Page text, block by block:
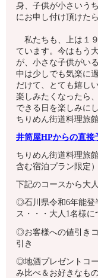
身、子供が小さいう
にお申し付け頂けた
私たちも、上は１
ています。今はもう
が、小さな子供がい
中は少しでも気楽に
だけて、とても嬉し
楽しみたくなったら
できる日を楽しみに
ちりめん街道料理旅
井筒屋HPからの直接
ちりめん街道料理旅
含む宿泊プラン限定）
下記のコースから大
◎石川県令和6年能
ス・・・大人1名様に
◎お客様への値引き
引き
◎地酒プレゼントコ
み比べ＆お好きなも